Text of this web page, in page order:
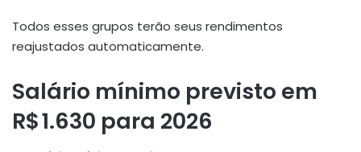
Todos esses grupos terão seus rendimentos
reajustados automaticamente.
Salário mínimo previsto em
R$ 1.630 para 2026